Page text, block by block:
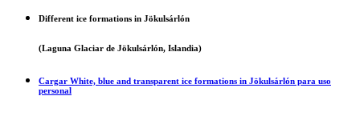
Different ice formations in Jökulsárlón
(Laguna Glaciar de Jökulsárlón, Islandia)
Cargar White, blue and transparent ice formations in Jökulsárlón para uso
personal